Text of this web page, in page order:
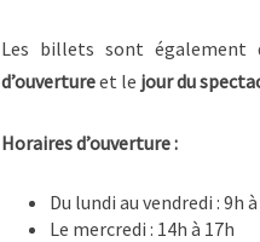
Les billets sont également
d’ouvertureet le jour du
Horaires d’ouverture :
Du lundi au vendredi : 9h
Le mercredi : 14h à 17h